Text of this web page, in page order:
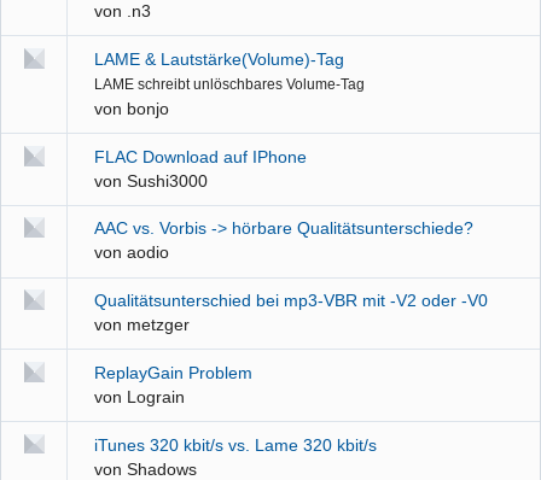
von .n3
LAME & Lautstärke(Volume)-Tag
LAME schreibt unlöschbares Volume-Tag
von bonjo
FLAC Download auf IPhone
von Sushi3000
AAC vs. Vorbis -> hörbare Qualitätsunterschiede?
von aodio
Qualitätsunterschied bei mp3-VBR mit -V2 oder -V0
von metzger
ReplayGain Problem
von Lograin
iTunes 320 kbit/s vs. Lame 320 kbit/s
von Shadows